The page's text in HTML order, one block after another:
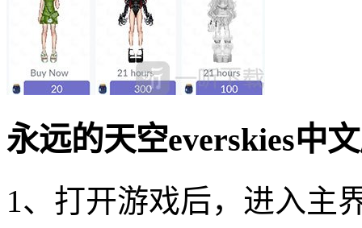
永远的天空everskies中
1、打开游戏后，进入主